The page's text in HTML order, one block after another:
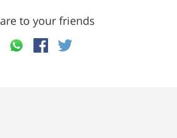
to your friends